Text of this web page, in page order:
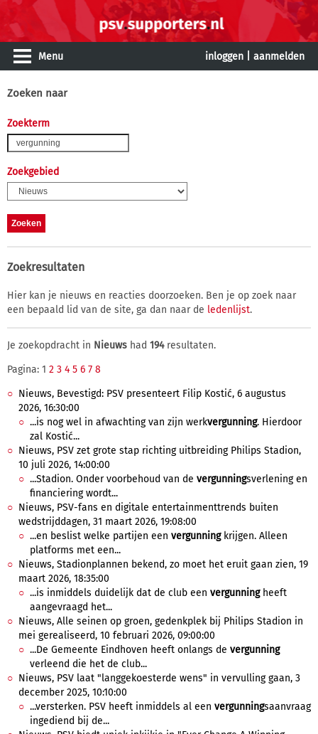
Menu inloggen aanmelden
Zoeken naar
Zoekterm
Zoekgebied
Zoekresultaten
Hier kan je nieuws en reacties doorzoeken. Ben je op zoek naar
een bepaald lid van de site, ga dan naar de ledenlijst.
Je zoekopdracht in Nieuws had 194resultaten.
Pagina: 1 2 3 4 5 6 7 8
Nieuws, Bevestigd: PSV presenteert Filip Kostić, 6 augustus
2026, 16:30:00
...is nog wel in afwachting van zijn werkvergunning. Hierdoor
zal Kostić...
Nieuws, PSV zet grote stap richting uitbreiding Philips Stadion,
10 juli 2026, 14:00:00
...Stadion. Onder voorbehoud van de vergunningsverlening en
financiering wordt...
Nieuws, PSV-fans en digitale entertainmenttrends buiten
wedstrijddagen, 31 maart 2026, 19:08:00
...en beslist welke partijen een vergunningkrijgen. Alleen
platforms met een...
Nieuws, Stadionplannen bekend, zo moet het eruit gaan zien, 19
maart 2026, 18:35:00
...is inmiddels duidelijk dat de club een vergunningheeft
aangevraagd het...
Nieuws, Alle seinen op groen, gedenkplek bij Philips Stadion in
mei gerealiseerd, 10 februari 2026, 09:00:00
...De Gemeente Eindhoven heeft onlangs de vergunning
verleend die het de club...
Nieuws, PSV laat "langgekoesterde wens" in vervulling gaan, 3
december 2025, 10:10:00
...versterken. PSV heeft inmiddels al een vergunningsaanvraag
ingediend bij de...